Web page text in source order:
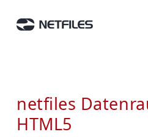
netfiles
HTML5